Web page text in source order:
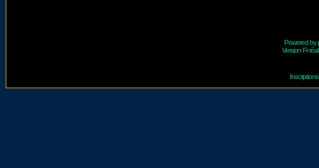
Powered by
Version Fr